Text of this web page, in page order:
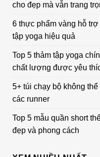
cho đẹp mà vẫn trang
6 thực phẩm vàng hỗ trợ
tập yoga hiệu quả
Top 5 thảm tập yoga
chất lượng được yêu
5+ túi chạy bộ không
các runner
Top 5 mẫu quần short
đẹp và phong cách